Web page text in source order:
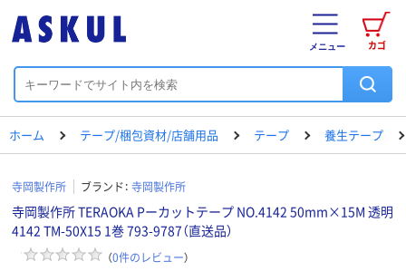
カゴ
メニュー
ホーム テープ/梱包資材/店舗用品 テープ 養生テープ
寺岡製作所 ブランド： 寺岡製作所
寺岡製作所 TERAOKA Pーカットテープ NO.4142 50mm×15M 透明
4142 TM-50X15 1巻 793-9787（直送品）
（0件のレビュー）